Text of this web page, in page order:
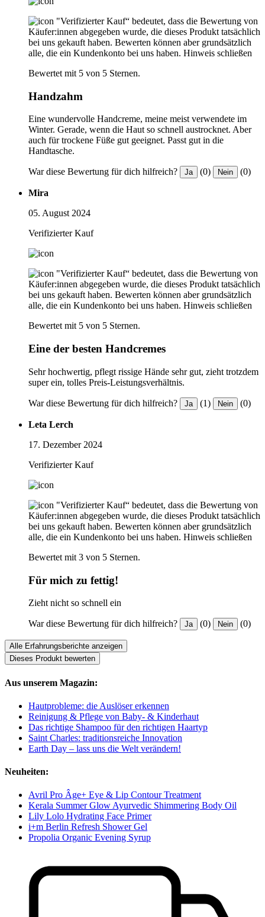
"Verifizierter Kauf“ bedeutet, dass die Bewertung von
Käufer:innen abgegeben wurde, die dieses Produkt tatsächlich
bei uns gekauft haben. Bewerten können aber grundsätzlich
alle, die ein Kundenkonto bei uns haben. Hinweis schließen
Bewertet mit 5 von 5 Sternen.
Handzahm
Eine wundervolle Handcreme, meine meist verwendete im
Winter. Gerade, wenn die Haut so schnell austrocknet. Aber
auch für trockene Füße gut geeignet. Passt gut in die
Handtasche.
War diese Bewertung für dich hilfreich? Ja (0) Nein (0)
Mira
05. August 2024
Verifizierter Kauf
"Verifizierter Kauf“ bedeutet, dass die Bewertung von
Käufer:innen abgegeben wurde, die dieses Produkt tatsächlich
bei uns gekauft haben. Bewerten können aber grundsätzlich
alle, die ein Kundenkonto bei uns haben. Hinweis schließen
Bewertet mit 5 von 5 Sternen.
Eine der besten Handcremes
Sehr hochwertig, pflegt rissige Hände sehr gut, zieht trotzdem
super ein, tolles Preis-Leistungsverhältnis.
War diese Bewertung für dich hilfreich? Ja (1) Nein (0)
Leta Lerch
17. Dezember 2024
Verifizierter Kauf
"Verifizierter Kauf“ bedeutet, dass die Bewertung von
Käufer:innen abgegeben wurde, die dieses Produkt tatsächlich
bei uns gekauft haben. Bewerten können aber grundsätzlich
alle, die ein Kundenkonto bei uns haben. Hinweis schließen
Bewertet mit 3 von 5 Sternen.
Für mich zu fettig!
Zieht nicht so schnell ein
War diese Bewertung für dich hilfreich? Ja (0) Nein (0)
Alle Erfahrungsberichte anzeigen
Dieses Produkt bewerten
Aus unserem Magazin:
Hautprobleme: die Auslöser erkennen
Reinigung & Pflege von Baby- & Kinderhaut
Das richtige Shampoo für den richtigen Haartyp
Saint Charles: traditionsreiche Innovation
Earth Day – lass uns die Welt verändern!
Neuheiten:
Avril Pro Âge+ Eye & Lip Contour Treatment
Kerala Summer Glow Ayurvedic Shimmering Body Oil
Lily Lolo Hydrating Face Primer
i+m Berlin Refresh Shower Gel
Propolia Organic Evening Syrup